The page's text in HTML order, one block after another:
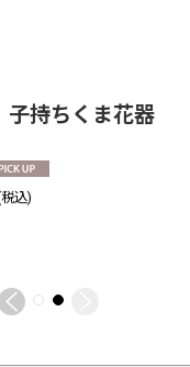
持ちくま花器
込)